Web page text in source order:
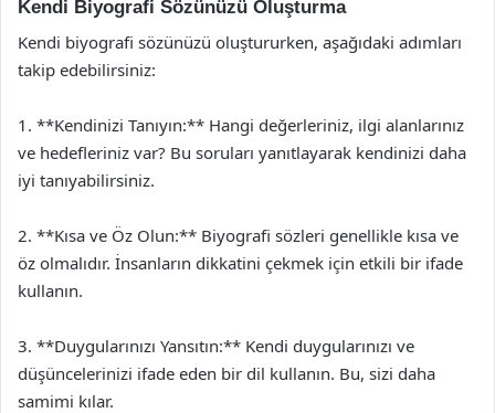
Kendi Biyografi Sözünüzü Oluşturma
Kendi biyografi sözünüzü oluştururken, aşağıdaki adımları
takip edebilirsiniz:
1. **Kendinizi Tanıyın:** Hangi değerleriniz, ilgi alanlarınız
ve hedefleriniz var? Bu soruları yanıtlayarak kendinizi daha
iyi tanıyabilirsiniz.
2. **Kısa ve Öz Olun:** Biyografi sözleri genellikle kısa ve
öz olmalıdır. İnsanların dikkatini çekmek için etkili bir ifade
kullanın.
3. **Duygularınızı Yansıtın:** Kendi duygularınızı ve
düşüncelerinizi ifade eden bir dil kullanın. Bu, sizi daha
samimi kılar.